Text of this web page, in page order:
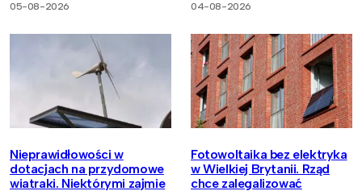
05-08-2026 04-08-2026
Nieprawidłowości w
dotacjach na przydomowe
wiatraki. Niektórymi zajmie
Fotowoltaika bez elektryka
w Wielkiej Brytanii. Rząd
chce zalegalizować